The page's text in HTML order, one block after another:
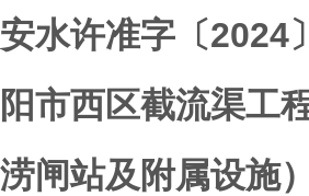
安水许准字〔2024
阳市西区截流渠工
涝闸站及附属设施